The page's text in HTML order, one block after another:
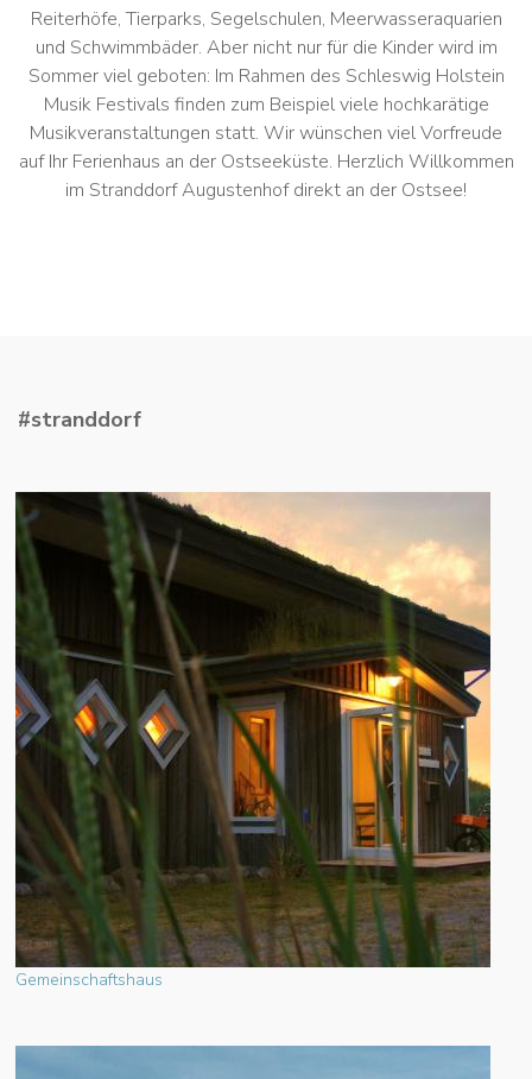
Reiterhöfe, Tierparks, Segelschulen, Meerwasseraquarien
und Schwimmbäder. Aber nicht nur für die Kinder wird im
Sommer viel geboten: Im Rahmen des Schleswig Holstein
Musik Festivals finden zum Beispiel viele hochkarätige
Musikveranstaltungen statt. Wir wünschen viel Vorfreude
auf Ihr Ferienhaus an der Ostseeküste. Herzlich Willkommen
im Stranddorf Augustenhof direkt an der Ostsee!
#stranddorf
Gemeinschaftshaus